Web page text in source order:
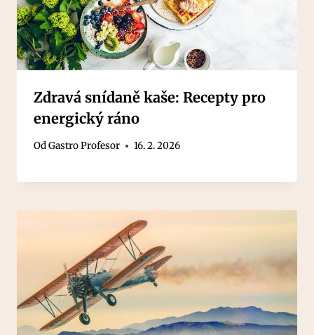
Zdravá snídaně kaše: Recepty pro
energický ráno
OdGastro Profesor 16. 2. 2026